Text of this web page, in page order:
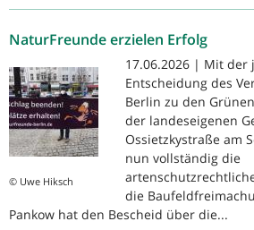
NaturFreunde erzielen Erfolg
© Uwe Hiksch
17.06.2026 | Mit der
Entscheidung des
Berlin zu den
der landeseigenen
Ossietzkystraße am
nun vollständig die
die
Pankow hat den Bescheid über die...